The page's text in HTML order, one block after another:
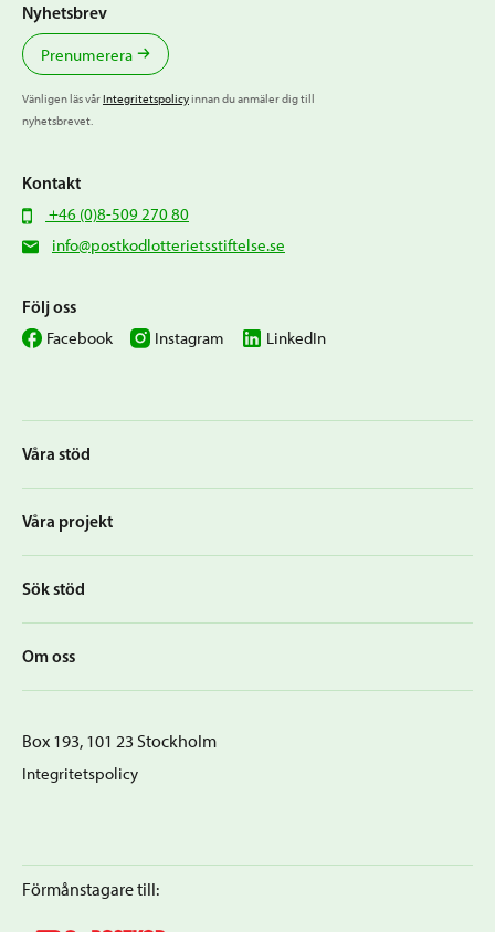
Våra stöd
Våra projekt
Sök stöd
Om oss
Nyhetsbrev
Prenumerera
Vänligen läs vårIntegritetspolicyinnan du anmäler dig till
nyhetsbrevet.
Kontakt
+46 (0)8-509 270 80
info@postkodlotterietsstiftelse.se
Följ oss
Facebook Instagram LinkedIn
Förmånstagare till:
Box 193, 101 23 Stockholm
Integritetspolicy